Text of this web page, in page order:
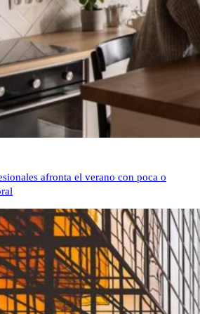
afronta el verano con poca o